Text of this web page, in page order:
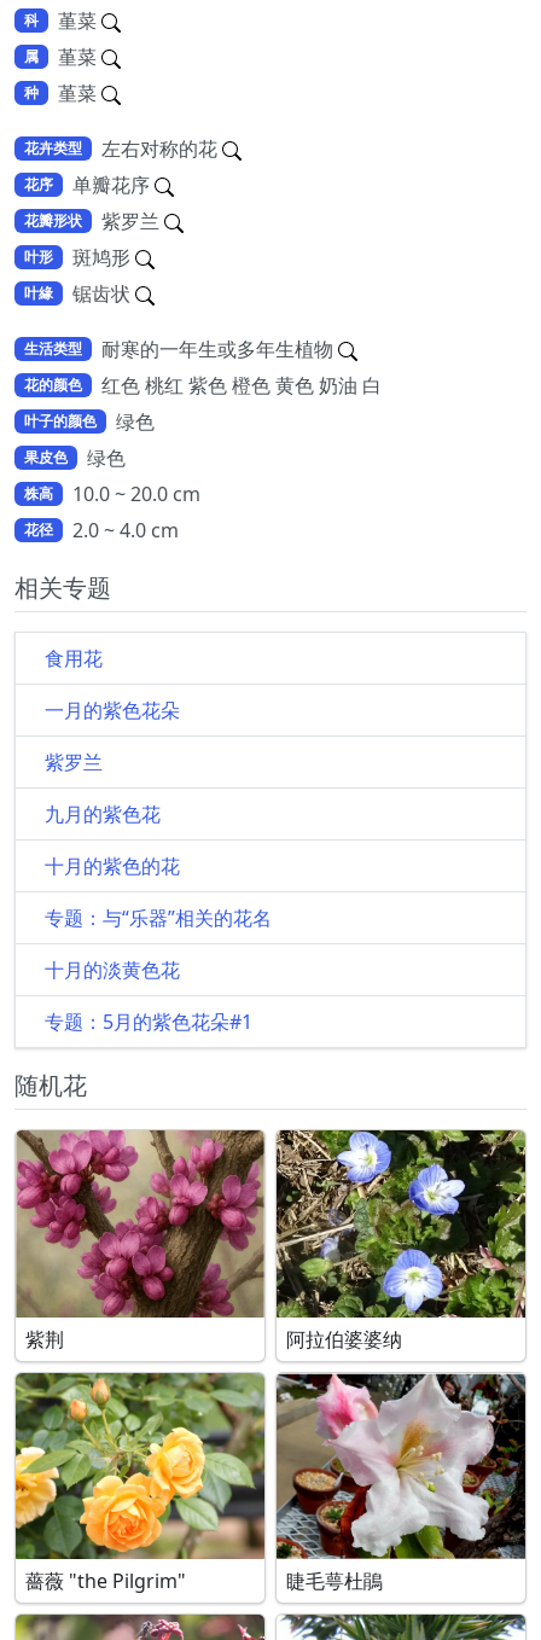
科 堇菜
属 堇菜
种 堇菜
花卉类型 左右对称的花
花序 单瓣花序
花瓣形状 紫罗兰
叶形 斑鸠形
叶緣 锯齿状
生活类型 耐寒的一年生或多年生植物
花的颜色 红色 桃红 紫色 橙色 黄色 奶油 白
叶子的颜色 绿色
果皮色 绿色
株高 10.0 ~ 20.0 cm
花径 2.0 ~ 4.0 cm
相关专题
食用花
一月的紫色花朵
紫罗兰
九月的紫色花
十月的紫色的花
专题：与“乐器”相关的花名
十月的淡黄色花
专题：5月的紫色花朵#1
随机花
紫荆 阿拉伯婆婆纳
薔薇 "the Pilgrim" 睫毛萼杜鵑